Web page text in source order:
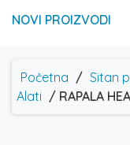
NOVI PROIZVODI
Početna / Sitan
Alati / RAPALA